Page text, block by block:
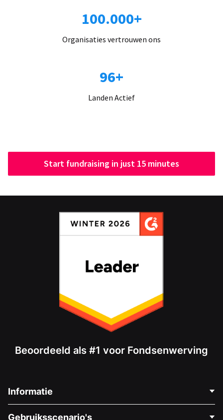
100.000+
Organisaties vertrouwen ons
96+
Landen Actief
Start fundraising in just 15 minutes
Beoordeeld als #1 voor Fondsenwerving
Informatie
Gebruiksscenario's